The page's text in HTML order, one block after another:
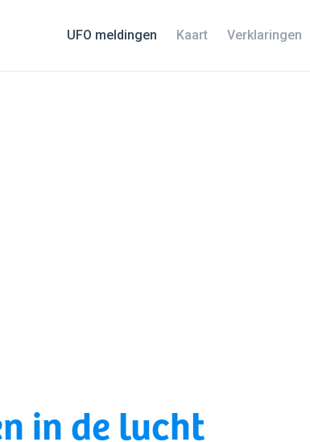
UFO meldingen Kaart Verklaringen
in de lucht